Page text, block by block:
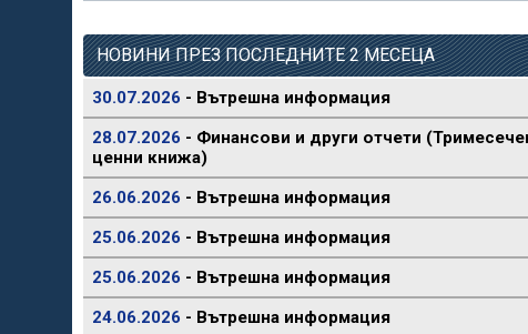
НОВИНИ ПРЕЗ ПОСЛЕДНИТЕ 2 МЕСЕЦА
30.07.2026 - Вътрешна информация
28.07.2026 - Финансови и други отчети
ценни книжа)
26.06.2026 - Вътрешна информация
25.06.2026 - Вътрешна информация
25.06.2026 - Вътрешна информация
24.06.2026 - Вътрешна информация